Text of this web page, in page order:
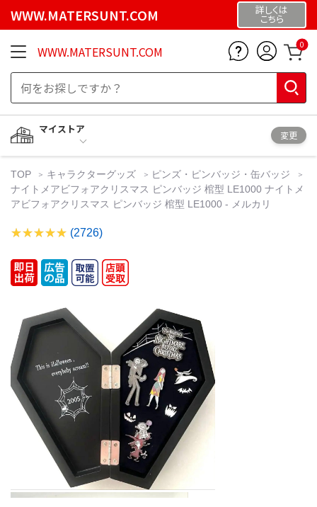
WWW.MATERSUNT.COM 詳しくは
こちら
WWW.MATERSUNT.COM 0
マイストア
変更
TOP キャラクターグッズ
ピンズ・ピンバッジ・缶バッジ
ナイトメアビフォアクリスマス ピンバッジ 棺型 LE1000 ナイトメ
アビフォアクリスマス ピンバッジ 棺型 LE1000 - メルカリ
(2726)